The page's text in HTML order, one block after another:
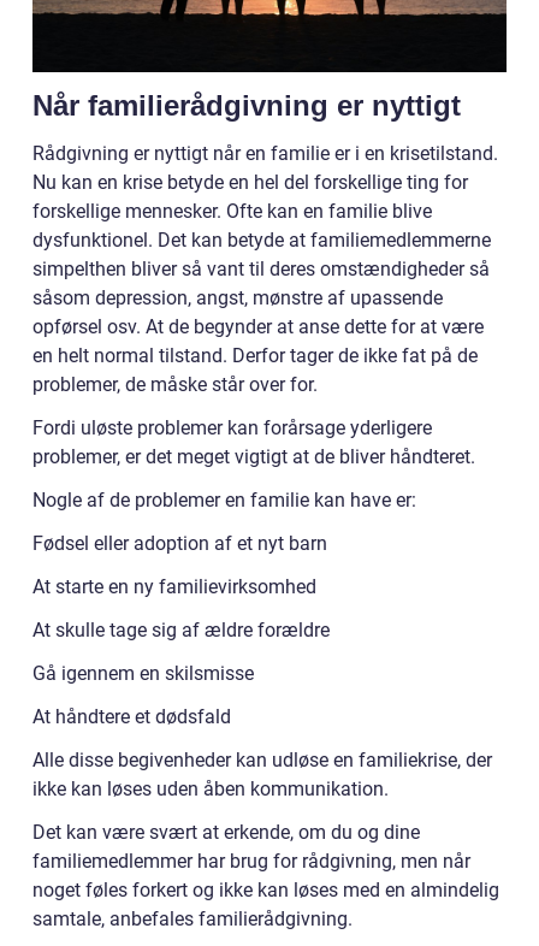
Når familierådgivning er nyttigt
Rådgivning er nyttigt når en familie er i en krisetilstand.
Nu kan en krise betyde en hel del forskellige ting for
forskellige mennesker. Ofte kan en familie blive
dysfunktionel. Det kan betyde at familiemedlemmerne
simpelthen bliver så vant til deres omstændigheder så
såsom depression, angst, mønstre af upassende
opførsel osv. At de begynder at anse dette for at være
en helt normal tilstand. Derfor tager de ikke fat på de
problemer, de måske står over for.
Fordi uløste problemer kan forårsage yderligere
problemer, er det meget vigtigt at de bliver håndteret.
Nogle af de problemer en familie kan have er:
Fødsel eller adoption af et nyt barn
At starte en ny familievirksomhed
At skulle tage sig af ældre forældre
Gå igennem en skilsmisse
At håndtere et dødsfald
Alle disse begivenheder kan udløse en familiekrise, der
ikke kan løses uden åben kommunikation.
Det kan være svært at erkende, om du og dine
familiemedlemmer har brug for rådgivning, men når
noget føles forkert og ikke kan løses med en almindelig
samtale, anbefales familierådgivning.